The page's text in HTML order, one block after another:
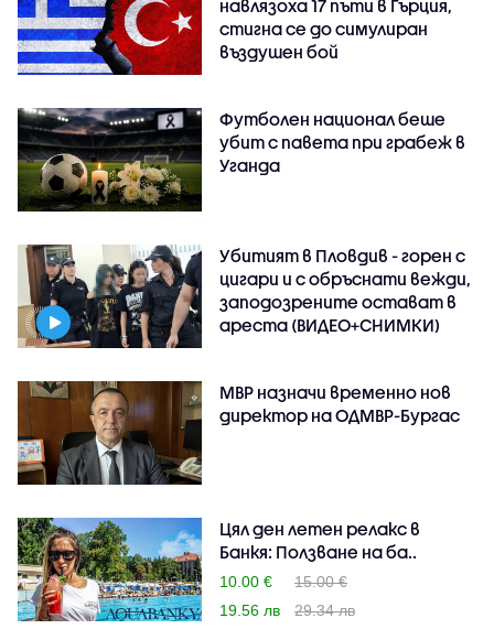
навлязоха 17 пъти в Гърция,
стигна се до симулиран
въздушен бой
Футболен национал беше
убит с павета при грабеж в
Уганда
Убитият в Пловдив - горен с
цигари и с обръснати вежди,
заподозрените остават в
ареста (ВИДЕО+СНИМКИ)
МВР назначи временно нов
директор на ОДМВР-Бургас
Цял ден летен релакс в
Банкя: Ползване на ба..
10.00 €
15.00 €
19.56 лв
29.34 лв